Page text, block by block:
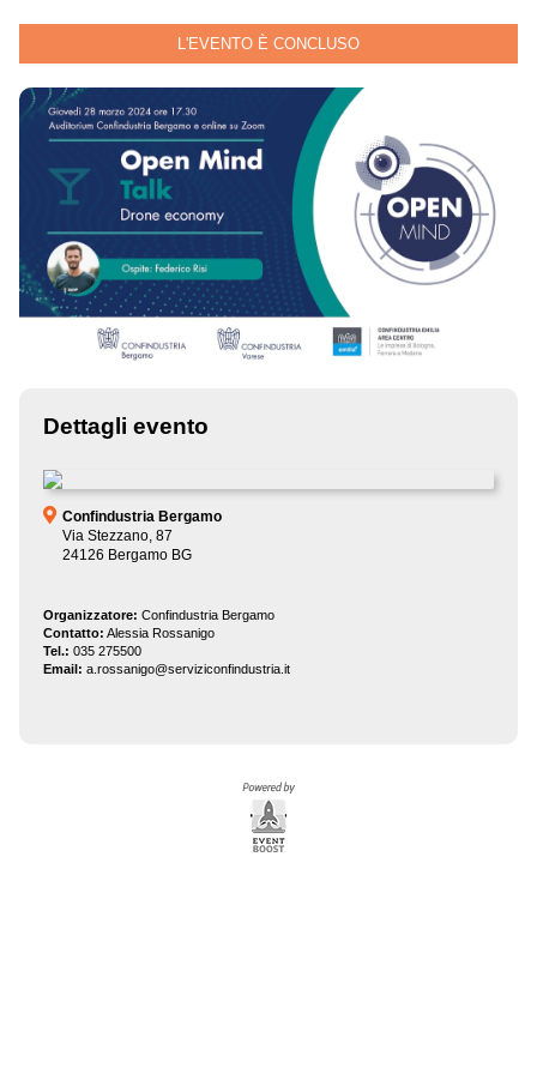
L'EVENTO È CONCLUSO
Dettagli evento
Confindustria Bergamo
Via Stezzano, 87
24126 Bergamo BG
Organizzatore: Confindustria Bergamo
Contatto: Alessia Rossanigo
Tel.: 035 275500
Email: a.rossanigo@serviziconfindustria.it